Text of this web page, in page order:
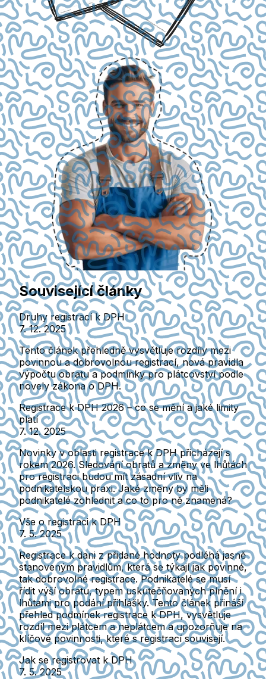
Související články
Druhy registrací k DPH
7. 12. 2025
Tento článek přehledně vysvětluje rozdíly mezi
povinnou a dobrovolnou registrací, nová pravidla
výpočtu obratu a podmínky pro plátcovství podle
novely zákona o DPH.
Registrace k DPH 2026 – co se mění a jaké limity
platí
7. 12. 2025
Novinky v oblasti registrace k DPH přicházejí s
rokem 2026. Sledování obratů a změny ve lhůtách
pro registraci budou mít zásadní vliv na
podnikatelskou praxi. Jaké změny by měli
podnikatelé zohlednit a co to pro ně znamená?
Vše o registraci k DPH
7. 5. 2025
Registrace k dani z přidané hodnoty podléhá jasně
stanoveným pravidlům, která se týkají jak povinné,
tak dobrovolné registrace. Podnikatelé se musí
řídit výší obratu, typem uskutečňovaných plnění i
lhůtami pro podání přihlášky. Tento článek přináší
přehled podmínek registrace k DPH, vysvětluje
rozdíl mezi plátcem a neplátcem a upozorňuje na
klíčové povinnosti, které s registrací souvisejí.
Jak se registrovat k DPH
7. 5. 2025